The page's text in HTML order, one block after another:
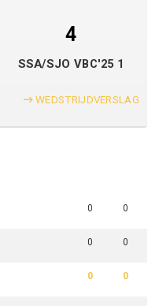
4
SSA/SJO VBC'25 1
WEDSTRIJDVERSLAG
0 0
0 0
0 0